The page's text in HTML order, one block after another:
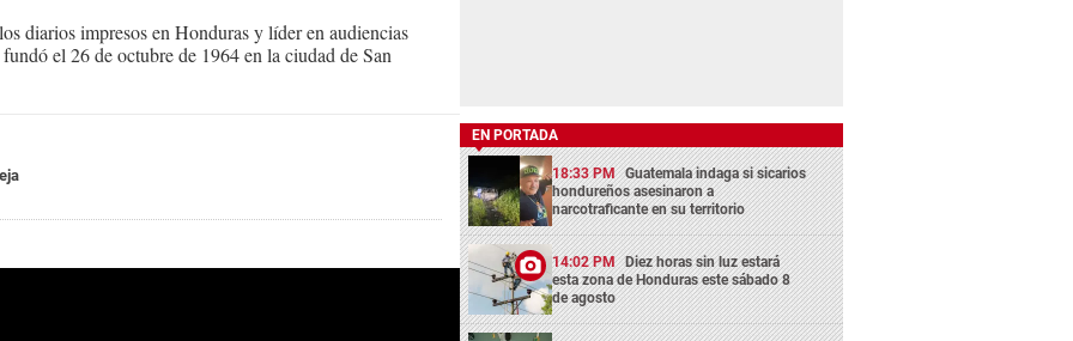
diarios impresos en Honduras y líder en audiencias
el 26 de octubre de 1964 en la ciudad de San
EN PORTADA
18:33 PM Guatemala indaga si sicarios
hondureños asesinaron a
narcotraficante en su territorio
14:02 PM Diez horas sin luz estará
esta zona de Honduras este sábado 8
de agosto